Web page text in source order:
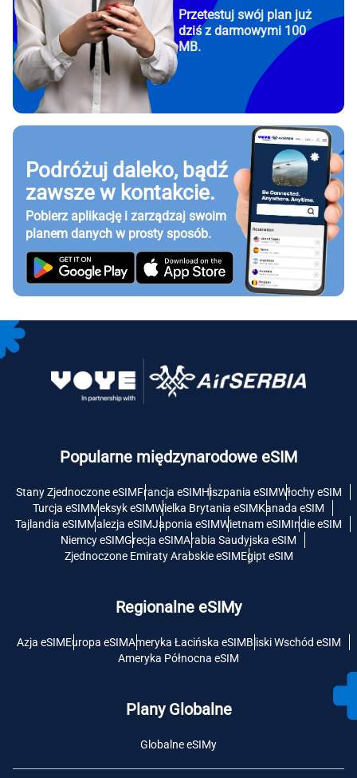
Przetestuj swój plan już
dziś z darmowymi 100
MB.
Podróżuj daleko, bądź
zawsze w kontakcie.
Pobierz aplikację i zarządzaj swoim
planem danych w prosty sposób.
Popularne międzynarodowe eSIM
Stany Zjednoczone eSIMFrancja eSIMHiszpania eSIMWłochy eSIM
Turcja eSIMMeksyk eSIMWielka Brytania eSIMKanada eSIM
Tajlandia eSIMMalezja eSIMJaponia eSIMWietnam eSIMIndie eSIM
Niemcy eSIMGrecja eSIMArabia Saudyjska eSIM
Zjednoczone Emiraty Arabskie eSIMEgipt eSIM
Regionalne eSIMy
Azja eSIMEuropa eSIMAmeryka Łacińska eSIMBliski Wschód eSIM
Ameryka Północna eSIM
Plany Globalne
Globalne eSIMy